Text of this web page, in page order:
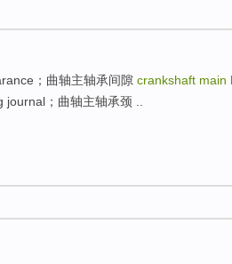
；曲轴主轴承间隙 crankshaft main
；曲轴主轴承颈 ..